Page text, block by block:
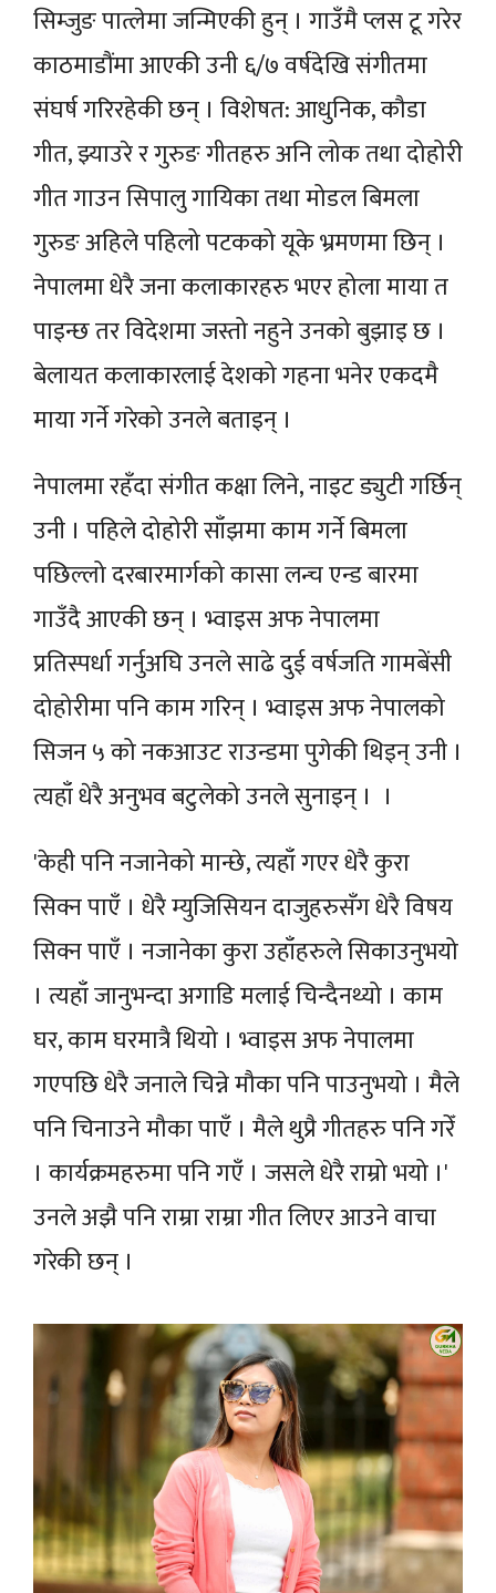
सिम्जुङ पात्लेमा जन्मिएकी हुन् । गाउँमै प्लस टू गरेर
काठमाडौंमा आएकी उनी ६/७ वर्षदेखि संगीतमा
संघर्ष गरिरहेकी छन् । विशेषत: आधुनिक, कौडा
गीत, झ्याउरे र गुरुङ गीतहरु अनि लोक तथा दोहोरी
गीत गाउन सिपालु गायिका तथा मोडल बिमला
गुरुङ अहिले पहिलो पटकको यूके भ्रमणमा छिन् ।
नेपालमा धेरै जना कलाकारहरु भएर होला माया त
पाइन्छ तर विदेशमा जस्तो नहुने उनको बुझाइ छ ।
बेलायत कलाकारलाई देशको गहना भनेर एकदमै
माया गर्ने गरेको उनले बताइन् ।
नेपालमा रहँदा संगीत कक्षा लिने, नाइट ड्युटी गर्छिन्
उनी । पहिले दोहोरी साँझमा काम गर्ने बिमला
पछिल्लो दरबारमार्गको कासा लन्च एन्ड बारमा
गाउँदै आएकी छन् । भ्वाइस अफ नेपालमा
प्रतिस्पर्धा गर्नुअघि उनले साढे दुई वर्षजति गामबेंसी
दोहोरीमा पनि काम गरिन् । भ्वाइस अफ नेपालको
सिजन ५ को नकआउट राउन्डमा पुगेकी थिइन् उनी ।
त्यहाँ धेरै अनुभव बटुलेको उनले सुनाइन् । ।
'केही पनि नजानेको मान्छे, त्यहाँ गएर धेरै कुरा
सिक्न पाएँ । धेरै म्युजिसियन दाजुहरुसँग धेरै विषय
सिक्न पाएँ । नजानेका कुरा उहाँहरुले सिकाउनुभयो
। त्यहाँ जानुभन्दा अगाडि मलाई चिन्दैनथ्यो । काम
घर, काम घरमात्रै थियो । भ्वाइस अफ नेपालमा
गएपछि धेरै जनाले चिन्ने मौका पनि पाउनुभयो । मैले
पनि चिनाउने मौका पाएँ । मैले थुप्रै गीतहरु पनि गरेँ
। कार्यक्रमहरुमा पनि गएँ । जसले धेरै राम्रो भयो ।'
उनले अझै पनि राम्रा राम्रा गीत लिएर आउने वाचा
गरेकी छन् ।